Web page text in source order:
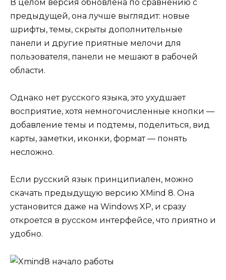
В целом версия обновлена по сравнению с
предыдущей, она лучше выглядит: новые
шрифты, темы, скрыты дополнительные
панели и другие приятные мелочи для
пользователя, панели не мешают в рабочей
области.
Однако нет русского языка, это ухудшает
восприятие, хотя немногочисленные кнопки —
добавление темы и подтемы, поделиться, вид
карты, заметки, иконки, формат — понять
несложно.
Если русский язык принципиален, можно
скачать предыдущую версию XMind 8. Она
установится даже на Windows XP, и сразу
откроется в русском интерфейсе, что приятно и
удобно.